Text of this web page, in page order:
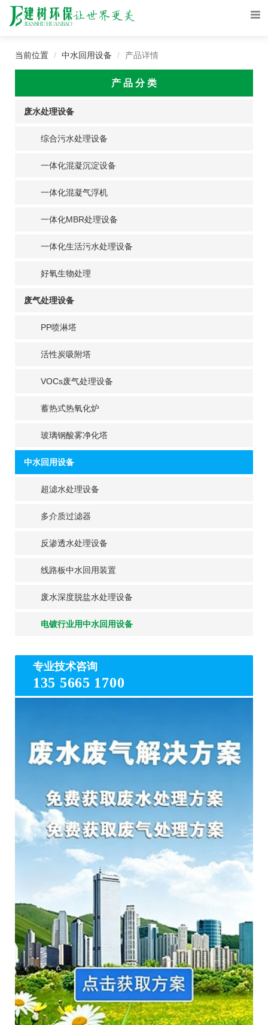
当前位置 中水回用设备 产品详情
产 品 分 类
废水处理设备
综合污水处理设备
一体化混凝沉淀设备
一体化混凝气浮机
一体化MBR处理设备
一体化生活污水处理设备
好氧生物处理
废气处理设备
PP喷淋塔
活性炭吸附塔
VOCs废气处理设备
蓄热式热氧化炉
玻璃钢酸雾净化塔
中水回用设备
超滤水处理设备
多介质过滤器
反渗透水处理设备
线路板中水回用装置
废水深度脱盐水处理设备
电镀行业用中水回用设备
专业技术咨询
135 5665 1700